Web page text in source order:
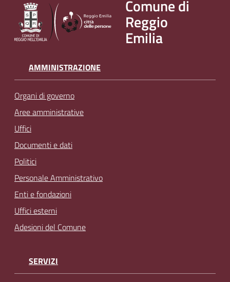
t
Seguici
su
Comune di
Reggio
Emilia
AMMINISTRAZIONE
Organi di governo
Aree amministrative
Uffici
Documenti e dati
Politici
Personale Amministrativo
Enti e fondazioni
Uffici esterni
Adesioni del Comune
SERVIZI